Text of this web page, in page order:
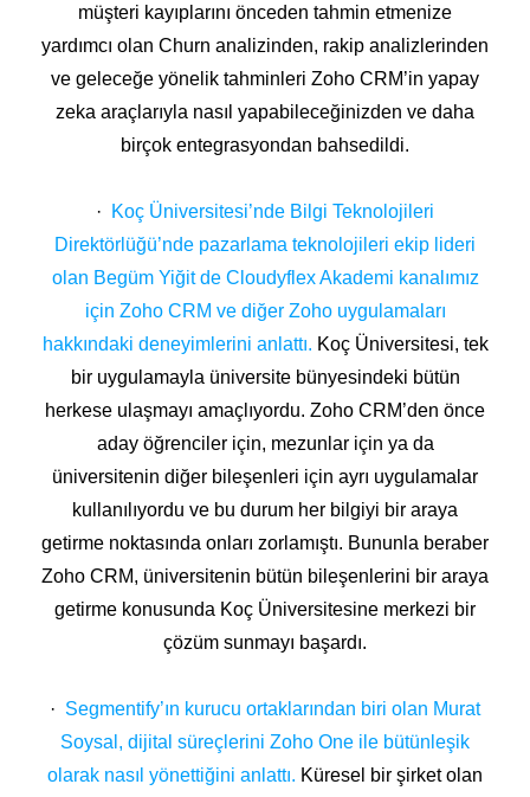
müşteri kayıplarını önceden tahmin etmenize
yardımcı olan Churn analizinden, rakip analizlerinden
ve geleceğe yönelik tahminleri Zoho CRM’in yapay
zeka araçlarıyla nasıl yapabileceğinizden ve daha
birçok entegrasyondan bahsedildi.
·
Koç Üniversitesi’nde Bilgi Teknolojileri
Direktörlüğü’nde pazarlama teknolojileri ekip lideri
olan Begüm Yiğit de Cloudyflex Akademi kanalımız
için Zoho CRM ve diğer Zoho uygulamaları
hakkındaki deneyimlerini anlattı. Koç Üniversitesi, tek
bir uygulamayla üniversite bünyesindeki bütün
herkese ulaşmayı amaçlıyordu. Zoho CRM’den önce
aday öğrenciler için, mezunlar için ya da
üniversitenin diğer bileşenleri için ayrı uygulamalar
kullanılıyordu ve bu durum her bilgiyi bir araya
getirme noktasında onları zorlamıştı. Bununla beraber
Zoho CRM, üniversitenin bütün bileşenlerini bir araya
getirme konusunda Koç Üniversitesine merkezi bir
çözüm sunmayı başardı.
· Segmentify’ın kurucu ortaklarından biri olan Murat
Soysal, dijital süreçlerini Zoho One ile bütünleşik
olarak nasıl yönettiğini anlattı. Küresel bir şirket olan